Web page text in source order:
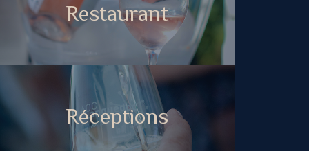
Restaurant
Réceptions